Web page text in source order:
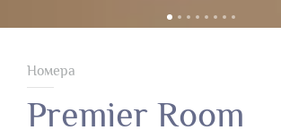
Номера
Premier Room